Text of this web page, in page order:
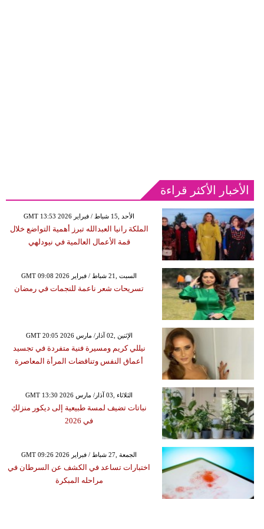
الأخبار الأكثر قراءة
GMT 13:53 2026 الأحد ,15 شباط / فبراير
الملكة رانيا العبدالله تبرز أهمية التواضع خلال
قمة الأعمال العالمية في نيودلهي
GMT 09:08 2026 السبت ,21 شباط / فبراير
تسريحات شعر ناعمة للنجمات في رمضان
GMT 20:05 2026 الإثنين ,02 آذار/ مارس
نيللي كريم ومسيرة فنية متفردة في تجسيد
أعماق النفس وتناقضات المرأة المعاصرة
GMT 13:30 2026 الثلاثاء ,03 آذار/ مارس
نباتات تضيف لمسة طبيعية إلى ديكور منزلكِ
في 2026
GMT 09:26 2026 الجمعة ,27 شباط / فبراير
اختبارات تساعد في الكشف عن السرطان في
مراحله المبكرة